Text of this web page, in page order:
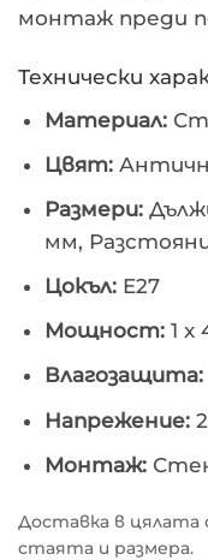
монтаж преди
Технически
Материал:
Цвят:
Размери:
мм,
Цокъл: E27
Мощност: 1 x
Влагозащита:
Напрежение:
Монтаж:
Доставка в цялата
стаята и размера.